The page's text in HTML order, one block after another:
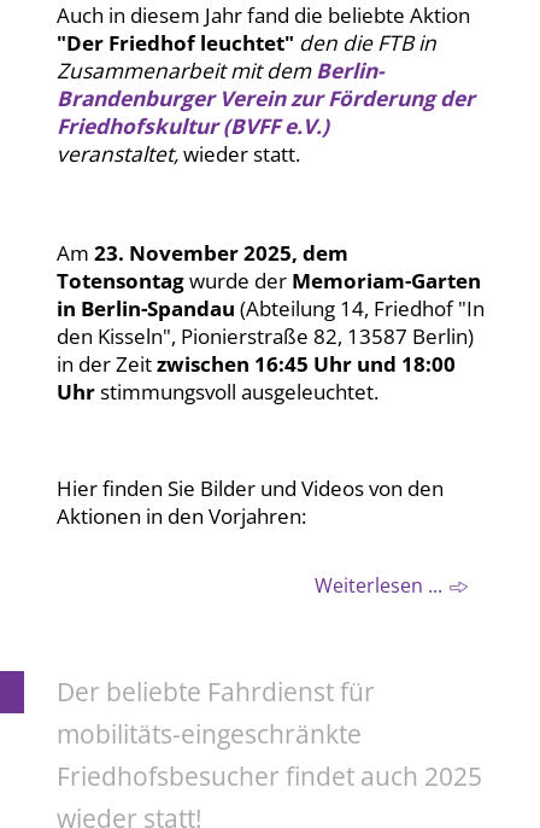
Auch in diesem Jahr fand die beliebte Aktion
"Der Friedhof leuchtet" den die FTBin
Zusammenarbeit mit demBerlin-
Brandenburger Verein zur Förderung der
Friedhofskultur (BVFF e.V.)
veranstaltet,wieder statt.
Am 23. November 2025, dem
Totensontagwurde der Memoriam-Garten
in Berlin-Spandau (Abteilung 14, Friedhof "In
den Kisseln", Pionierstraße 82, 13587 Berlin)
in der Zeitzwischen 16:45 Uhr und 18:00
Uhrstimmungsvoll ausgeleuchtet.
Hier finden Sie Bilder und Videos von den
Aktionen in den Vorjahren:
Weiterlesen ...
Der beliebte Fahrdienst für
mobilitäts-eingeschränkte
Friedhofsbesucher findet auch 2025
wieder statt!